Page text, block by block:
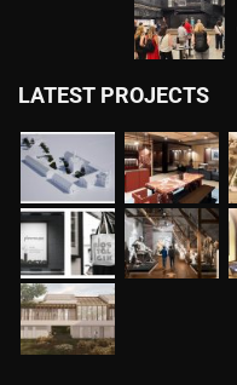
LATEST PROJECTS